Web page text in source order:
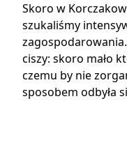
Skoro w
szukaliśmy
ciszy: skoro mało
czemu by nie
sposobem odbyła